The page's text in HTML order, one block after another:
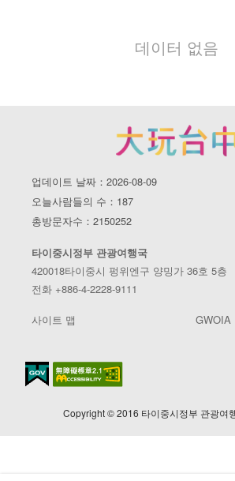
데이터 없음
업데이트 날짜：2026-08-09
오늘사람들의 수：187
총방문자수：2150252
타이중시정부 관광여행국
420018타이중시 펑위엔구 양밍가 36호 5층
전화 +886-4-2228-9111
사이트 맵 GWOIA
Copyright © 2016 타이중시정부 관광여